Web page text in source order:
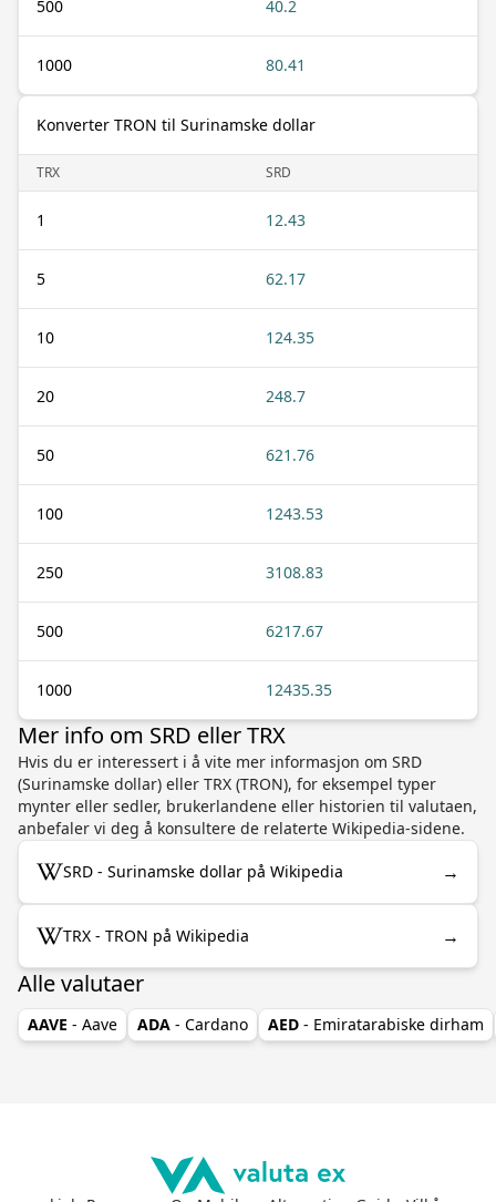
500 40.2
1000 80.41
Konverter TRON til Surinamske dollar
TRX SRD
1 12.43
5 62.17
10 124.35
20 248.7
50 621.76
100 1243.53
250 3108.83
500 6217.67
1000 12435.35
Mer info om SRD eller TRX
Hvis du er interessert i å vite mer informasjon om SRD
(Surinamske dollar) eller TRX (TRON), for eksempel typer
mynter eller sedler, brukerlandene eller historien til valutaen,
anbefaler vi deg å konsultere de relaterte Wikipedia-sidene.
SRD - Surinamske dollar på Wikipedia →
TRX - TRON på Wikipedia →
Alle valutaer
AAVE - Aave ADA - Cardano AED - Emiratarabiske dirham